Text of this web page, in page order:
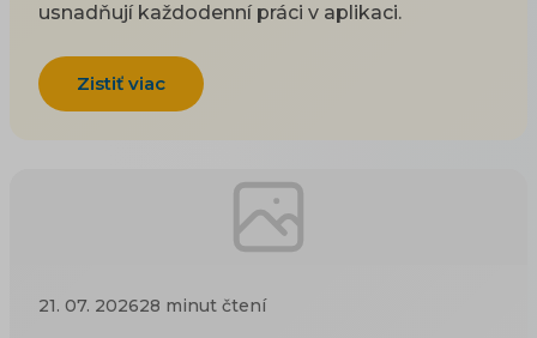
usnadňují každodenní práci v aplikaci.
Zistiť viac
21. 07. 202628 minut čtení